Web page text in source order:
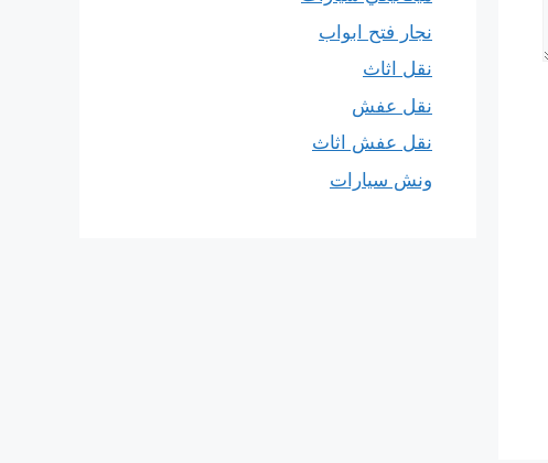
نجار فتح ابواب
نقل اثاث
نقل عفش
نقل عفش اثاث
ونش سيارات